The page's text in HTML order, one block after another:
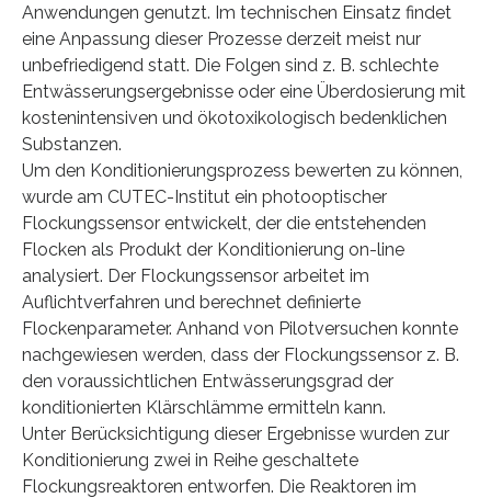
Anwendungen genutzt. Im technischen Einsatz findet
eine Anpassung dieser Prozesse derzeit meist nur
unbefriedigend statt. Die Folgen sind z. B. schlechte
Entwässerungsergebnisse oder eine Überdosierung mit
kostenintensiven und ökotoxikologisch bedenklichen
Substanzen.
Um den Konditionierungsprozess bewerten zu können,
wurde am CUTEC-Institut ein photooptischer
Flockungssensor entwickelt, der die entstehenden
Flocken als Produkt der Konditionierung on-line
analysiert. Der Flockungssensor arbeitet im
Auflichtverfahren und berechnet definierte
Flockenparameter. Anhand von Pilotversuchen konnte
nachgewiesen werden, dass der Flockungssensor z. B.
den voraussichtlichen Entwässerungsgrad der
konditionierten Klärschlämme ermitteln kann.
Unter Berücksichtigung dieser Ergebnisse wurden zur
Konditionierung zwei in Reihe geschaltete
Flockungsreaktoren entworfen. Die Reaktoren im